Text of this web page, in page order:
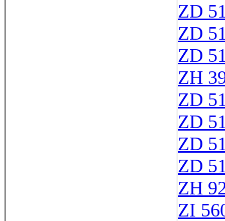
ZD
ZD
ZD
ZH
ZD
ZD
ZD
ZD
ZH
ZI